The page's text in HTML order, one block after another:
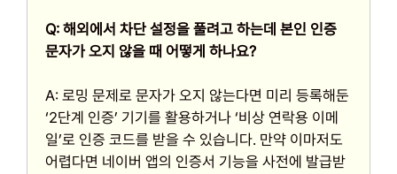
Q: 해외에서 차단 설정을 풀려고 하는데 본인 인증
문자가 오지 않을 때 어떻게 하나요?
A: 로밍 문제로 문자가 오지 않는다면 미리 등록해둔
‘2단계 인증’ 기기를 활용하거나 ‘비상 연락용 이메
일’로 인증 코드를 받을 수 있습니다. 만약 이마저도
어렵다면 네이버 앱의 인증서 기능을 사전에 발급받